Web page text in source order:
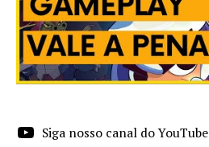
Siga nosso canal do YouTube